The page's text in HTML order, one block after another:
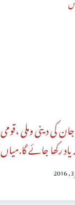
کی دینی وملی
رکھا جائے